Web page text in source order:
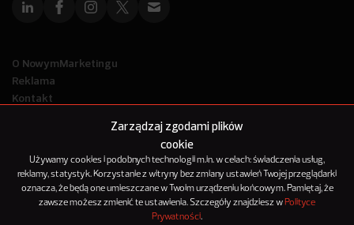
Zarządzaj zgodami plików
cookie
Używamy cookies i podobnych technologii m.in. w celach: świadczenia usług,
reklamy, statystyk. Korzystanie z witryny bez zmiany ustawień Twojej przeglądarki
oznacza, że będą one umieszczane w Twoim urządzeniu końcowym. Pamiętaj, że
zawsze możesz zmienić te ustawienia. Szczegóły znajdziesz w Polityce
Prywatności.
O NowymMarketingu
Reklama
Kontakt
© 2012-2025
NowyMarketing jest marką 143Media Sp. z o.o.